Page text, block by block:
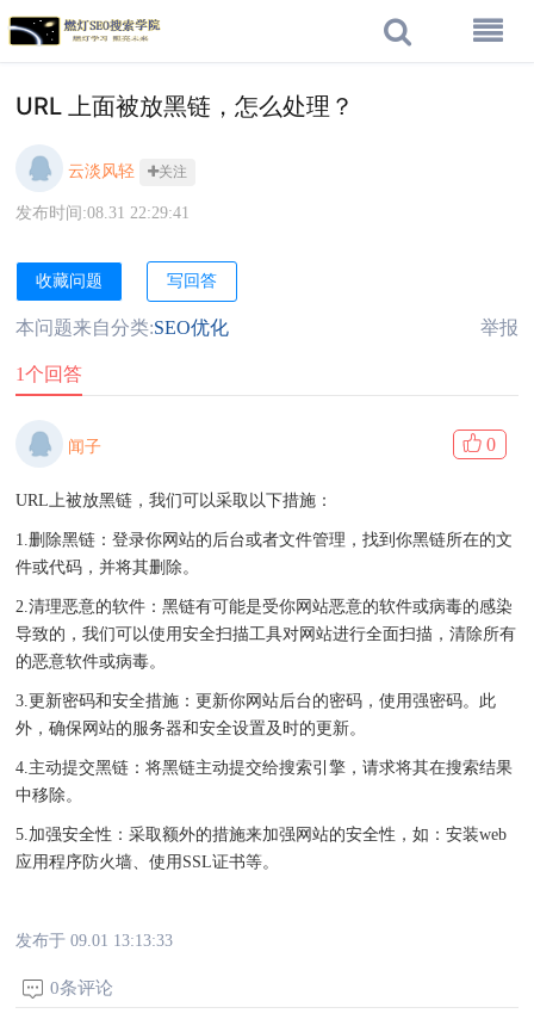
URL 上面被放黑链，怎么处理？
云淡风轻 关注
发布时间:08.31 22:29:41
收藏问题 写回答
本问题来自分类:SEO优化 举报
1个回答
闻子 0
URL上被放黑链，我们可以采取以下措施：
1.删除黑链：登录你网站的后台或者文件管理，找到你黑链所在的文
件或代码，并将其删除。
2.清理恶意的软件：黑链有可能是受你网站恶意的软件或病毒的感染
导致的，我们可以使用安全扫描工具对网站进行全面扫描，清除所有
的恶意软件或病毒。
3.更新密码和安全措施：更新你网站后台的密码，使用强密码。此
外，确保网站的服务器和安全设置及时的更新。
4.主动提交黑链：将黑链主动提交给搜索引擎，请求将其在搜索结果
中移除。
5.加强安全性：采取额外的措施来加强网站的安全性，如：安装web
应用程序防火墙、使用SSL证书等。
发布于 09.01 13:13:33
0条评论